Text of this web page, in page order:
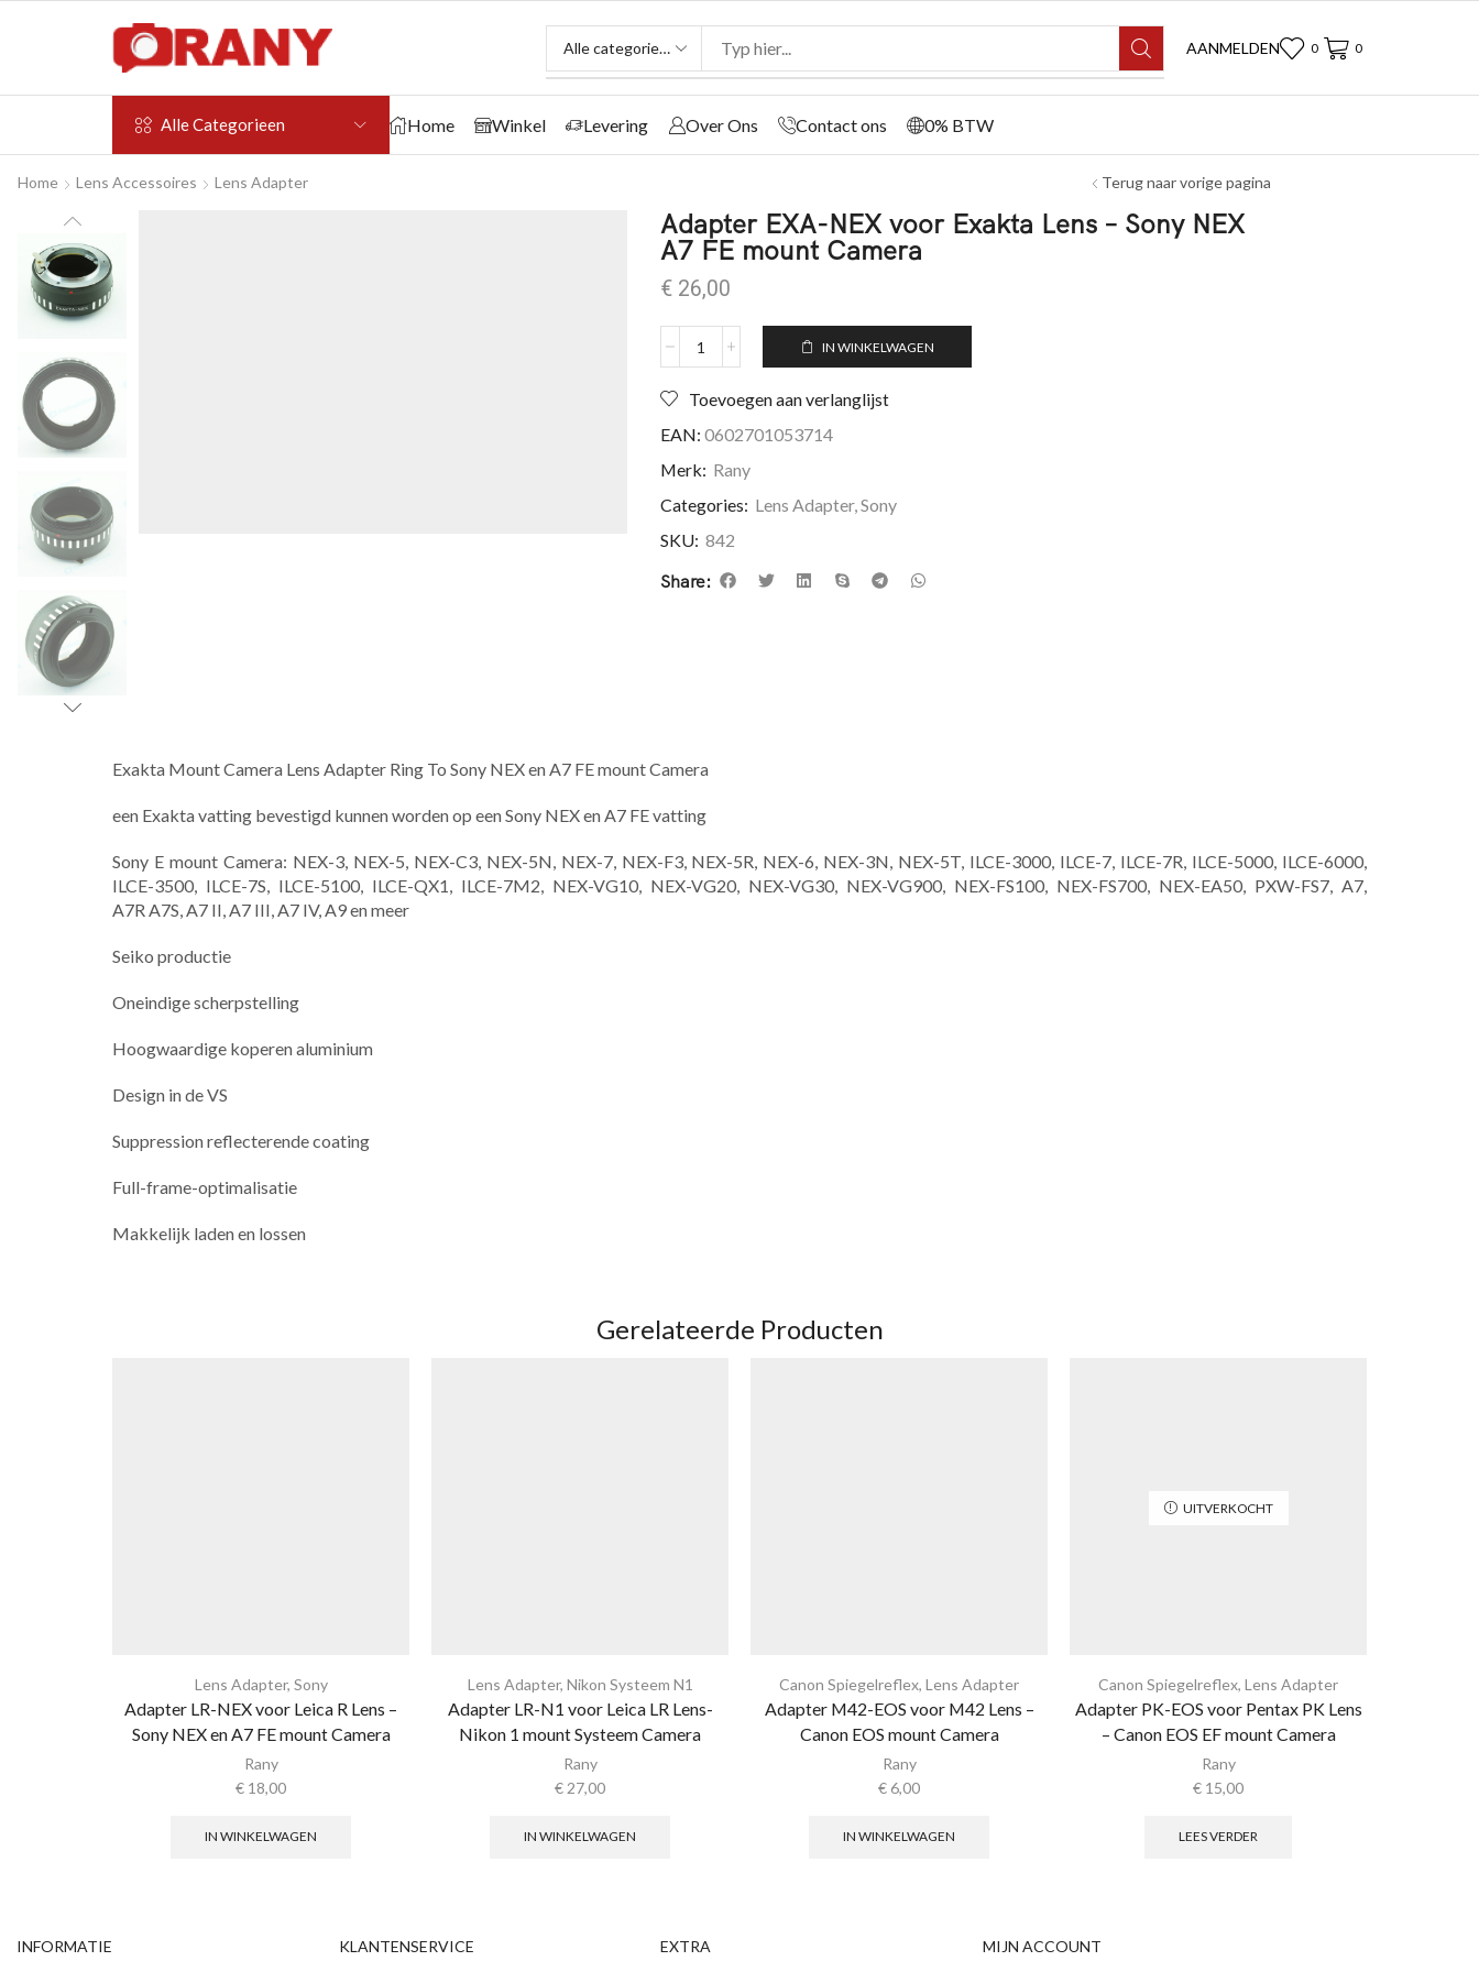
AANMELDEN 0 0
Alle Categorieen Home Winkel Levering Over Ons Contact ons 0% BTW
Home Lens Accessoires Lens Adapter Terug naar vorige pagina
Adapter EXA-NEX voor Exakta Lens – Sony NEX
A7 FE mount Camera
€ 26,00
IN WINKELWAGEN
Toevoegen aan verlanglijst
EAN: 0602701053714
Merk: Rany
Categories: Lens Adapter,Sony
SKU: 842
Share:
Exakta Mount Camera Lens Adapter Ring To Sony NEX en A7 FE mount Camera
een Exakta vatting bevestigd kunnen worden op een Sony NEX en A7 FE vatting
Sony E mount Camera: NEX-3, NEX-5, NEX-C3, NEX-5N, NEX-7, NEX-F3, NEX-5R, NEX-6, NEX-3N, NEX-5T, ILCE-3000, ILCE-7, ILCE-7R, ILCE-5000, ILCE-6000,
ILCE-3500, ILCE-7S, ILCE-5100, ILCE-QX1, ILCE-7M2, NEX-VG10, NEX-VG20, NEX-VG30, NEX-VG900, NEX-FS100, NEX-FS700, NEX-EA50, PXW-FS7, A7,
A7R A7S, A7 II, A7 III, A7 IV, A9 en meer
Seiko productie
Oneindige scherpstelling
Hoogwaardige koperen aluminium
Design in de VS
Suppression reflecterende coating
Full-frame-optimalisatie
Makkelijk laden en lossen
Gerelateerde Producten
Lens Adapter, Sony
Adapter LR-NEX voor Leica R Lens –
Sony NEX en A7 FE mount Camera
Rany
€ 18,00
IN WINKELWAGEN
Lens Adapter, Nikon Systeem N1
Adapter LR-N1 voor Leica LR Lens-
Nikon 1 mount Systeem Camera
Rany
€ 27,00
IN WINKELWAGEN
Canon Spiegelreflex, Lens Adapter
Adapter M42-EOS voor M42 Lens –
Canon EOS mount Camera
Rany
€6,00
IN WINKELWAGEN
UITVERKOCHT
Canon Spiegelreflex, Lens Adapter
Adapter PK-EOS voor Pentax PK Lens
– Canon EOS EF mount Camera
Rany
€ 15,00
LEES VERDER
INFORMATIE KLANTENSERVICE EXTRA MIJN ACCOUNT